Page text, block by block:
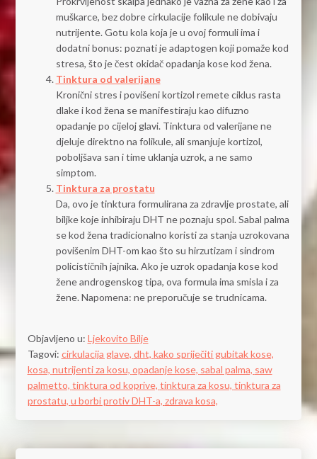
muškarce, bez dobre cirkulacije folikule ne dobivaju
nutrijente. Gotu kola koja je u ovoj formuli ima i
dodatni bonus: poznati je adaptogen koji pomaže kod
stresa, što je čest okidač opadanja kose kod žena.
Tinktura od valerijane
Kronični stres i povišeni kortizol remete ciklus rasta
dlake i kod žena se manifestiraju kao difuzno
opadanje po cijeloj glavi. Tinktura od valerijane ne
djeluje direktno na folikule, ali smanjuje kortizol,
poboljšava san i time uklanja uzrok, a ne samo
simptom.
Tinktura za prostatu
Da, ovo je tinktura formulirana za zdravlje prostate, ali
biljke koje inhibiraju DHT ne poznaju spol. Sabal palma
se kod žena tradicionalno koristi za stanja uzrokovana
povišenim DHT-om kao što su hirzutizam i sindrom
policističnih jajnika. Ako je uzrok opadanja kose kod
žene androgenskog tipa, ova formula ima smisla i za
žene. Napomena: ne preporučuje se trudnicama.
Objavljeno u: Ljekovito Bilje
Tagovi: cirkulacija glave, dht, kako spriječiti gubitak kose,
kosa, nutrijenti za kosu, opadanje kose, sabal palma, saw
palmetto, tinktura od koprive, tinktura za kosu, tinktura za
prostatu, u borbi protiv DHT-a, zdrava kosa,